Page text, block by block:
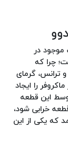
در
چرا که
ترانس، گرمای
را ایجاد
این قطعه
خرابی شود،
که یکی از این